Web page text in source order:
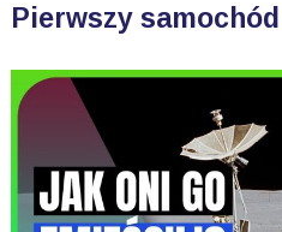
Pierwszy